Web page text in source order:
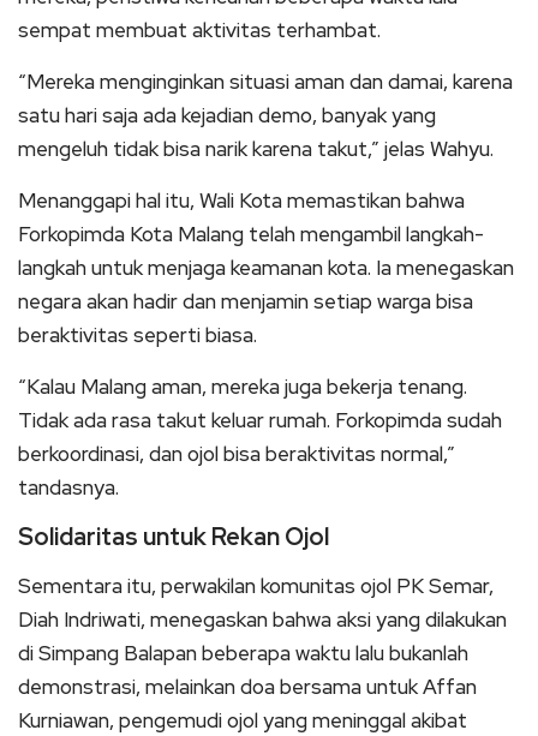
sempat membuat aktivitas terhambat.
“Mereka menginginkan situasi aman dan damai, karena
satu hari saja ada kejadian demo, banyak yang
mengeluh tidak bisa narik karena takut,” jelas Wahyu.
Menanggapi hal itu, Wali Kota memastikan bahwa
Forkopimda Kota Malang telah mengambil langkah-
langkah untuk menjaga keamanan kota. Ia menegaskan
negara akan hadir dan menjamin setiap warga bisa
beraktivitas seperti biasa.
“Kalau Malang aman, mereka juga bekerja tenang.
Tidak ada rasa takut keluar rumah. Forkopimda sudah
berkoordinasi, dan ojol bisa beraktivitas normal,”
tandasnya.
Solidaritas untuk Rekan Ojol
Sementara itu, perwakilan komunitas ojol PK Semar,
Diah Indriwati, menegaskan bahwa aksi yang dilakukan
di Simpang Balapan beberapa waktu lalu bukanlah
demonstrasi, melainkan doa bersama untuk Affan
Kurniawan, pengemudi ojol yang meninggal akibat